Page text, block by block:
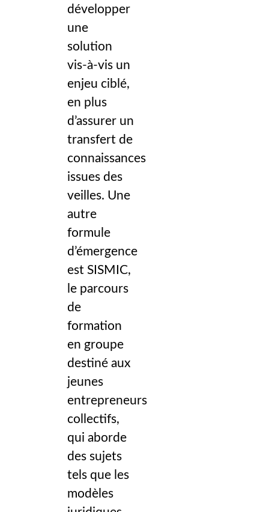
développer
une
solution
vis-à-vis un
enjeu ciblé,
en plus
d’assurer un
transfert de
connaissances
issues des
veilles. Une
autre
formule
d’émergence
est SISMIC,
le parcours
de
formation
en groupe
destiné aux
jeunes
entrepreneurs
collectifs,
qui aborde
des sujets
tels que les
modèles